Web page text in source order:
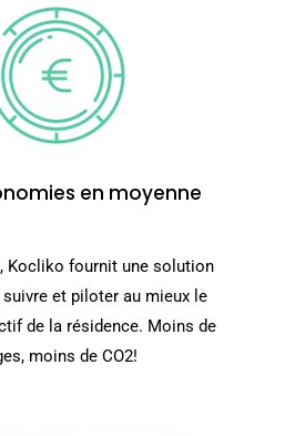
en moyenne
Kocliko fournit une solution
et piloter au mieux le
de la résidence. Moins de
moins de CO2!